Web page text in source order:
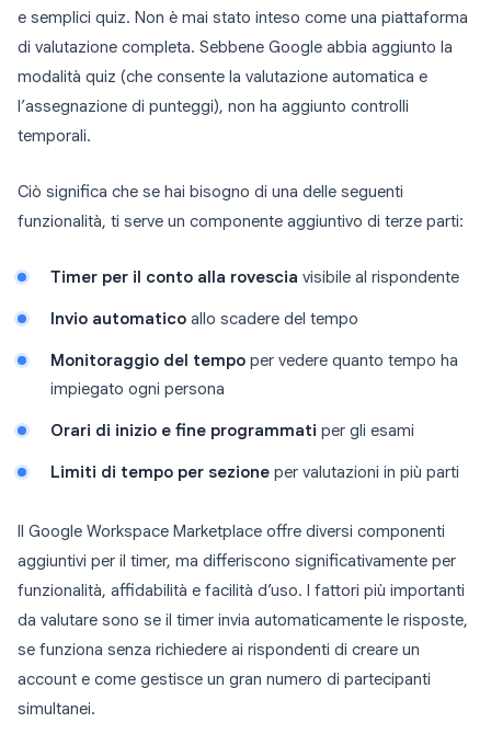
e semplici quiz. Non è mai stato inteso come una piattaforma
di valutazione completa. Sebbene Google abbia aggiunto la
modalità quiz (che consente la valutazione automatica e
l’assegnazione di punteggi), non ha aggiunto controlli
temporali.
Ciò significa che se hai bisogno di una delle seguenti
funzionalità, ti serve un componente aggiuntivo di terze parti:
Timer per il conto alla rovescia visibile al rispondente
Invio automatico allo scadere del tempo
Monitoraggio del tempo per vedere quanto tempo ha
impiegato ogni persona
Orari di inizio e fine programmati per gli esami
Limiti di tempo per sezione per valutazioni in più parti
Il Google Workspace Marketplace offre diversi componenti
aggiuntivi per il timer, ma differiscono significativamente per
funzionalità, affidabilità e facilità d’uso. I fattori più importanti
da valutare sono se il timer invia automaticamente le risposte,
se funziona senza richiedere ai rispondenti di creare un
account e come gestisce un gran numero di partecipanti
simultanei.